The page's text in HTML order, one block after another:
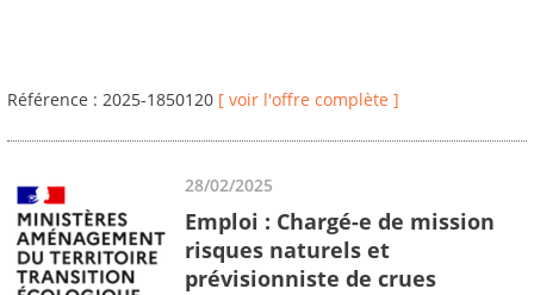
Référence : 2025-1850120 [ voir l'offre complète ]
28/02/2025
Emploi : Chargé-e de mission
risques naturels et
prévisionniste de crues